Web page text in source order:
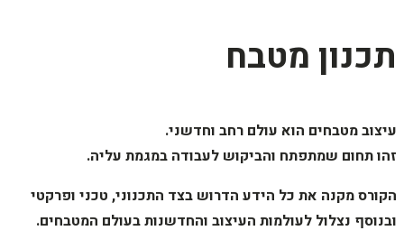
תכנון מטבח
עיצוב מטבחים הוא עולם רחב וחדשני.
זהו תחום שמתפתח והביקוש לעבודה במגמת עליה.
הקורס מקנה את כל הידע הדרוש בצד התכנוני, טכני ופרקטי
ובנוסף נצלול לעולמות העיצוב והחדשנות בעולם המטבחים.